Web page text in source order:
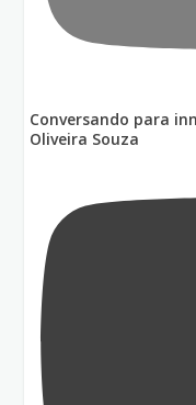
Conversando para
Oliveira Souza